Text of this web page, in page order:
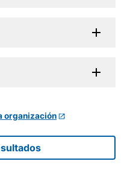
organización